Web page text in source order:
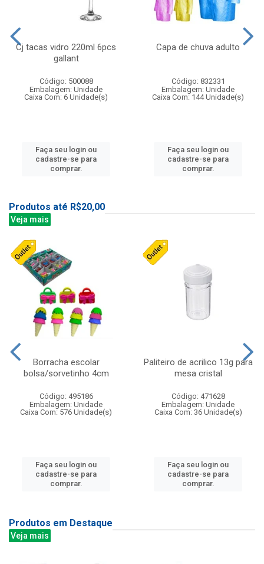
Cj tacas vidro 220ml 6pcs
gallant
Código: 500088
Embalagem: Unidade
Caixa Com: 6 Unidade(s)
Faça seu login ou
cadastre-se para
comprar.
Capa de chuva adulto
Código: 832331
Embalagem: Unidade
Caixa Com: 144 Unidade(s)
Faça seu login ou
cadastre-se para
comprar.
Produtos até R$20,00
Veja mais
Borracha escolar
bolsa/sorvetinho 4cm
Código: 495186
Embalagem: Unidade
Caixa Com: 576 Unidade(s)
Faça seu login ou
cadastre-se para
comprar.
Paliteiro de acrilico 13g para
mesa cristal
Código: 471628
Embalagem: Unidade
Caixa Com: 36 Unidade(s)
Faça seu login ou
cadastre-se para
comprar.
Produtos em Destaque
Veja mais